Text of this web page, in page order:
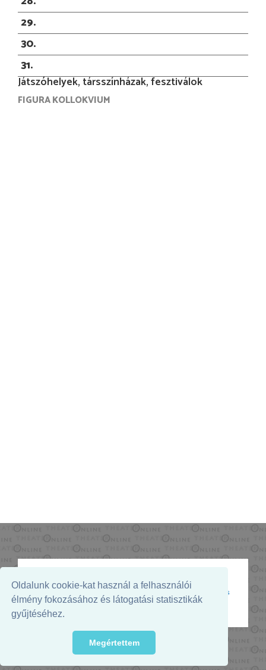
Oldalunk cookie-kat használ a felhasználói
élmény fokozásához és látogatási statisztikák
gyűjtéséhez.
Megértettem
29
30
31
Játszóhelyek, társszínházak, fesztiválok
FIGURA KOLLOKVIUM
Az oldal megjelenését támogatja:
© 2026. - THEATER Online -theater.hu